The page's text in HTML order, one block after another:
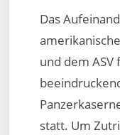
Das
und dem
statt. Um